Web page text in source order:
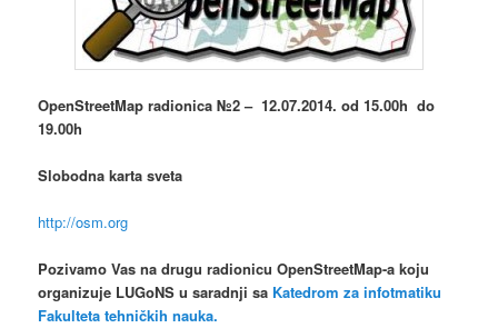
OpenStreetMap radionica №2 – 12.07.2014. od 15.00h do
19.00h
Slobodna karta sveta
http://osm.org
Pozivamo Vas na drugu radionicu OpenStreetMap-a koju
organizuje LUGoNS u saradnji sa Katedrom za infotmatiku
Fakulteta tehničkih nauka.